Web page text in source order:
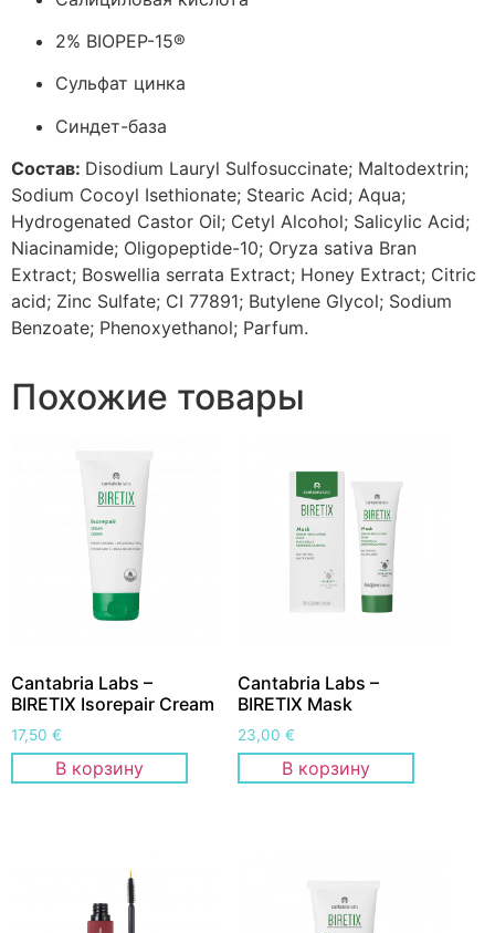
2% BIOPEP-15®
Сульфат цинка
Синдет-база
Состав: Disodium Lauryl Sulfosuccinate; Maltodextrin;
Sodium Cocoyl Isethionate; Stearic Acid; Aqua;
Hydrogenated Castor Oil; Cetyl Alcohol; Salicylic Acid;
Niacinamide; Oligopeptide-10; Oryza sativa Bran
Extract; Boswellia serrata Extract; Honey Extract; Citric
acid; Zinc Sulfate; CI 77891; Butylene Glycol; Sodium
Benzoate; Phenoxyethanol; Parfum.
Похожие товары
Cantabria Labs –
BIRETIX Isorepair Cream
17,50 €
В корзину
Cantabria Labs –
BIRETIX Mask
23,00€
В корзину